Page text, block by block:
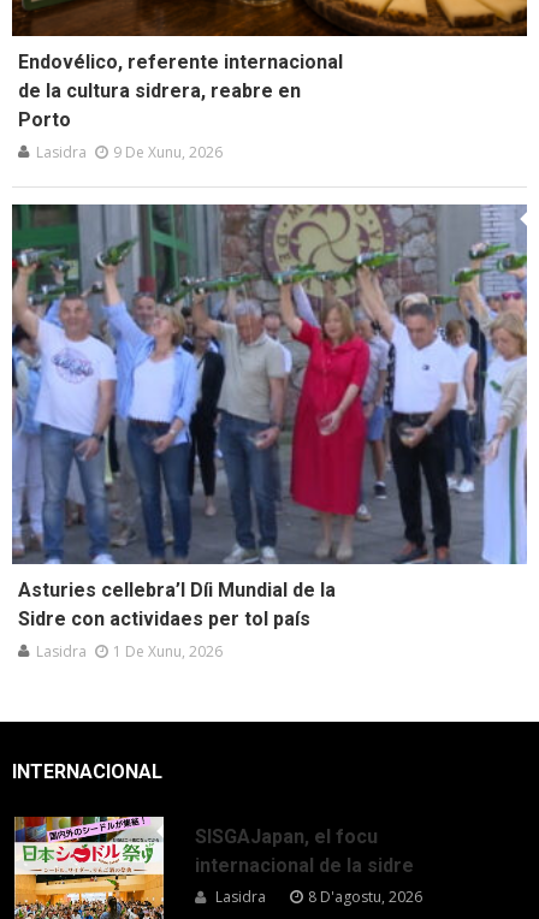
Endovélico, referente internacional
de la cultura sidrera, reabre en
Porto
Lasidra 9 De Xunu, 2026
Asturies cellebra’l Díi Mundial de la
Sidre con actividaes per tol país
Lasidra 1 De Xunu, 2026
INTERNACIONAL
SISGAJapan, el focu
internacional de la sidre
Lasidra 8 D'agostu, 2026